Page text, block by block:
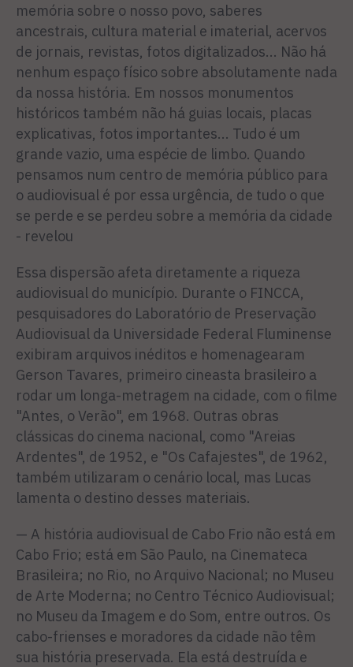
memória sobre o nosso povo, saberes
ancestrais, cultura material e imaterial, acervos
de jornais, revistas, fotos digitalizados... Não há
nenhum espaço físico sobre absolutamente nada
da nossa história. Em nossos monumentos
históricos também não há guias locais, placas
explicativas, fotos importantes... Tudo é um
grande vazio, uma espécie de limbo. Quando
pensamos num centro de memória público para
o audiovisual é por essa urgência, de tudo o que
se perde e se perdeu sobre a memória da cidade
- revelou
Essa dispersão afeta diretamente a riqueza
audiovisual do município. Durante o FINCCA,
pesquisadores do Laboratório de Preservação
Audiovisual da Universidade Federal Fluminense
exibiram arquivos inéditos e homenagearam
Gerson Tavares, primeiro cineasta brasileiro a
rodar um longa-metragem na cidade, com o filme
"Antes, o Verão", em 1968. Outras obras
clássicas do cinema nacional, como "Areias
Ardentes", de 1952, e "Os Cafajestes", de 1962,
também utilizaram o cenário local, mas Lucas
lamenta o destino desses materiais.
— A história audiovisual de Cabo Frio não está em
Cabo Frio; está em São Paulo, na Cinemateca
Brasileira; no Rio, no Arquivo Nacional; no Museu
de Arte Moderna; no Centro Técnico Audiovisual;
no Museu da Imagem e do Som, entre outros. Os
cabo-frienses e moradores da cidade não têm
sua história preservada. Ela está destruída e